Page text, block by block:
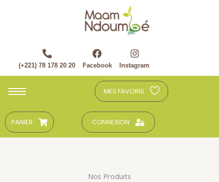
(+221) 78 178 20 20 Instagram
Facebook
MES FAVORIS
PANIER CONNEXION
Nos Produits